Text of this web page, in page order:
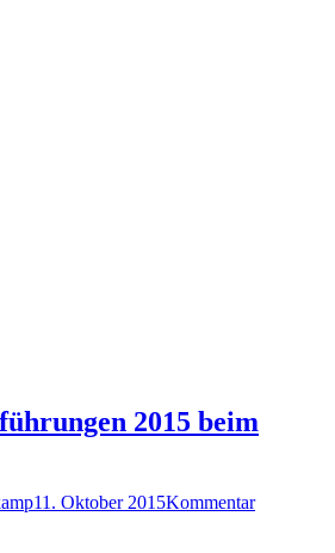
2015 beim
11. Oktober 2015Kommentar